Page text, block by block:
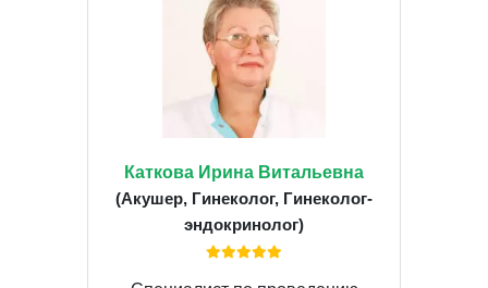
Каткова Ирина Витальевна
(Акушер, Гинеколог, Гинеколог-
эндокринолог)